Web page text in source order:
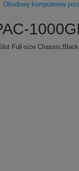
Obudowy komputerów
Full-size